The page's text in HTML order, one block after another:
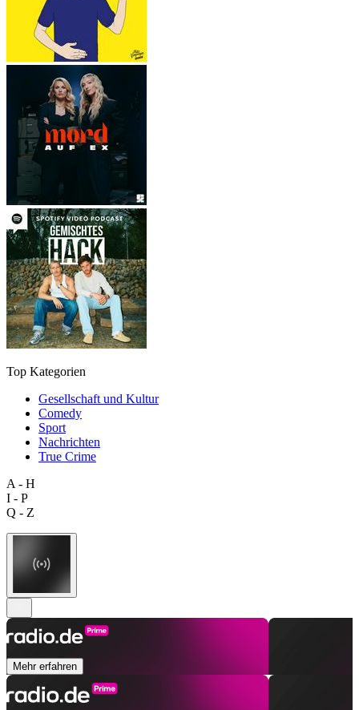
Top Kategorien
Gesellschaft und Kultur
Comedy
Sport
Nachrichten
True Crime
A - H
I - P
Q - Z
Mehr erfahren